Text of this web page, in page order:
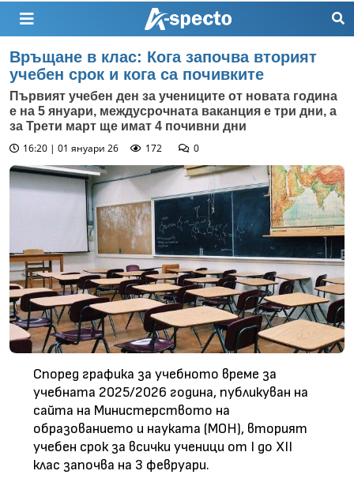
Връщане в клас: Кога започва вторият
учебен срок и кога са почивките
Първият учебен ден за учениците от новата година
е на 5 януари, междусрочната ваканция е три дни, а
за Трети март ще имат 4 почивни дни
16:20 | 01 януари 26
172 0
Според графика за учебното време за
учебната 2025/2026 година, публикуван на
сайта на Министерството на
образованието и науката (МОН), вторият
учебен срок за всички ученици от I до XII
клас започва на 3 февруари.